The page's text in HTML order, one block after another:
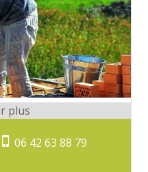
06 42 63 88 79